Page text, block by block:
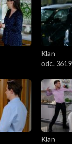
Klan
odc. 3619
Klan